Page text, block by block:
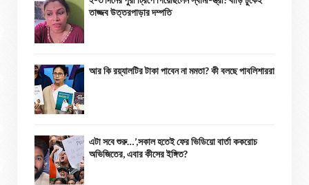
তাজ্জব উত্তরপাড়ার দম্পতি
আর কি রয়্যালটির টাকা পাবেন না মমতা? কী বলছে পাবলিশাররা
এটা সবে শুরু…’,সকাল হতেই ফের ভিডিয়ো বার্তা ককরোচ
অভিজিতের, এবার কীসের ইঙ্গিত?